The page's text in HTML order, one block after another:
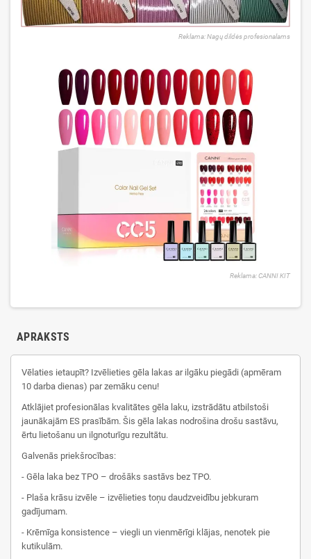
Reklama: Nagų dildės profesionalams
Reklama: CANNI KIT
APRAKSTS
Vēlaties ietaupīt? Izvēlieties gēla lakas ar ilgāku piegādi (apmēram
10 darba dienas) par zemāku cenu!
Atklājiet profesionālas kvalitātes gēla laku, izstrādātu atbilstoši
jaunākajām ES prasībām. Šis gēla lakas nodrošina drošu sastāvu,
ērtu lietošanu un ilgnoturīgu rezultātu.
Galvenās priekšrocības:
- Gēla laka bez TPO – drošāks sastāvs bez TPO.
- Plaša krāsu izvēle – izvēlieties toņu daudzveidību jebkuram
gadījumam.
- Krēmīga konsistence – viegli un vienmērīgi klājas, nenotek pie
kutikulām.